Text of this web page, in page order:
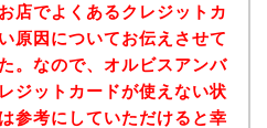
店でよくあるクレジットカ
原因についてお伝えさせて
。なので、オルビスアンバ
ジットカードが使えない状
参考にしていただけると幸